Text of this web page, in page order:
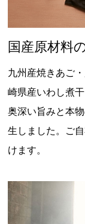
国産原材料
九州産焼きあご
崎県産いわし煮
奥深い旨みと本
生しました。ご
けます。